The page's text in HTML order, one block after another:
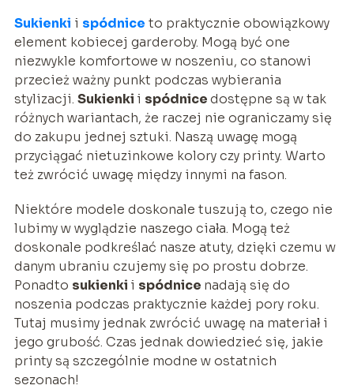
Sukienki i spódnice to praktycznie obowiązkowy
element kobiecej garderoby. Mogą być one
niezwykle komfortowe w noszeniu, co stanowi
przecież ważny punkt podczas wybierania
stylizacji. Sukienki i spódnicedostępne są w tak
różnych wariantach, że raczej nie ograniczamy się
do zakupu jednej sztuki. Naszą uwagę mogą
przyciągać nietuzinkowe kolory czy printy. Warto
też zwrócić uwagę między innymi na fason.
Niektóre modele doskonale tuszują to, czego nie
lubimy w wyglądzie naszego ciała. Mogą też
doskonale podkreślać nasze atuty, dzięki czemu w
danym ubraniu czujemy się po prostu dobrze.
Ponadto sukienki i spódnice nadają się do
noszenia podczas praktycznie każdej pory roku.
Tutaj musimy jednak zwrócić uwagę na materiał i
jego grubość. Czas jednak dowiedzieć się, jakie
printy są szczególnie modne w ostatnich
sezonach!